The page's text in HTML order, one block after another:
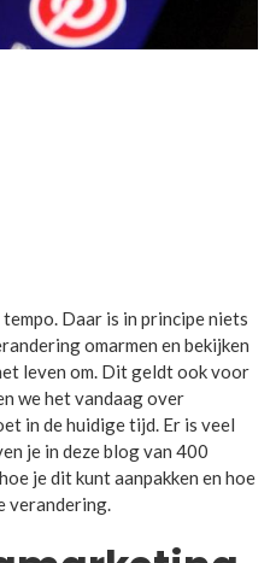
Daar is in principe niets
omarmen en bekijken
leven om. Dit geldt ook voor
we het vandaag over
in de huidige tijd. Er is veel
je in deze blog van 400
je dit kunt aanpakken en hoe
verandering.